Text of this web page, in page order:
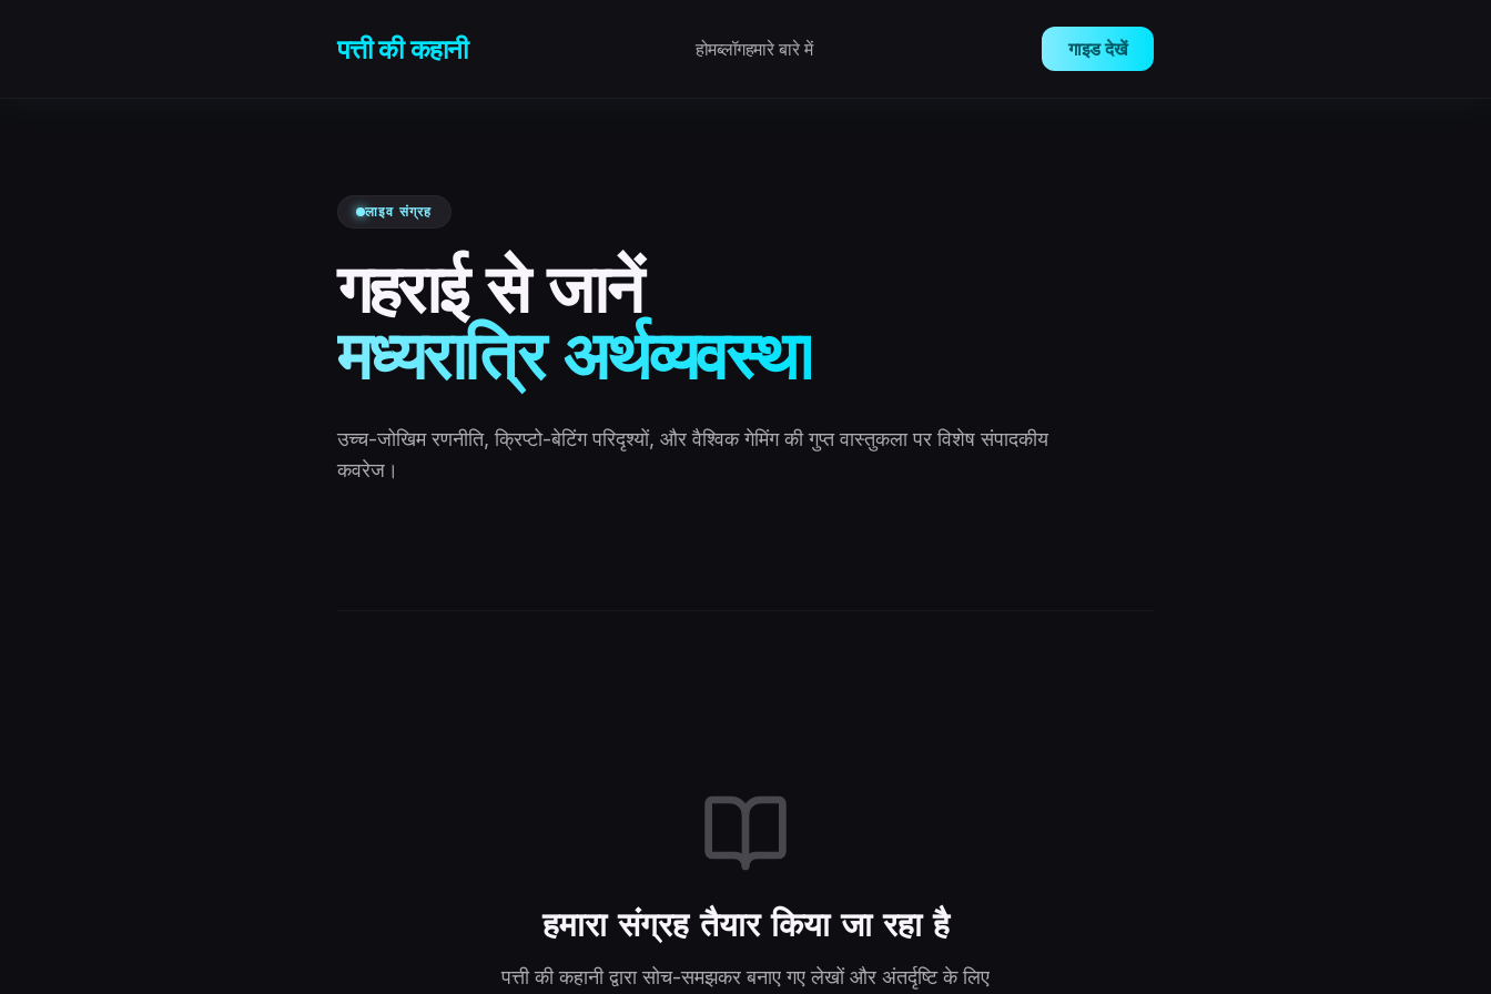
पत्ती की कहानी होमब्लॉगहमारे बारे में गाइड देखें
लाइव संग्रह
गहराई से जानें
मध्यरात्रि अर्थव्यवस्था
उच्च-जोखिम रणनीति, क्रिप्टो-बेटिंग परिदृश्यों, और वैश्विक गेमिंग की गुप्त वास्तुकला पर विशेष संपादकीय
कवरेज।
हमारा संग्रह तैयार किया जा रहा है
पत्ती की कहानी द्वारा सोच-समझकर बनाए गए लेखों और अंतर्दृष्टि के लिए